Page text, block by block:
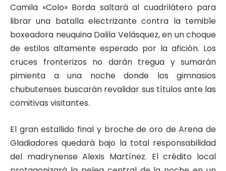
Camila «Colo» Borda saltará al cuadrilátero para
librar una batalla electrizante contra la temible
boxeadora neuquina Dalila Velásquez, en un choque
de estilos altamente esperado por la afición. Los
cruces fronterizos no darán tregua y sumarán
pimienta a una noche donde los gimnasios
chubutenses buscarán revalidar sus títulos ante las
comitivas visitantes.
El gran estallido final y broche de oro de Arena de
Gladiadores quedará bajo la total responsabilidad
del madrynense Alexis Martínez. El crédito local